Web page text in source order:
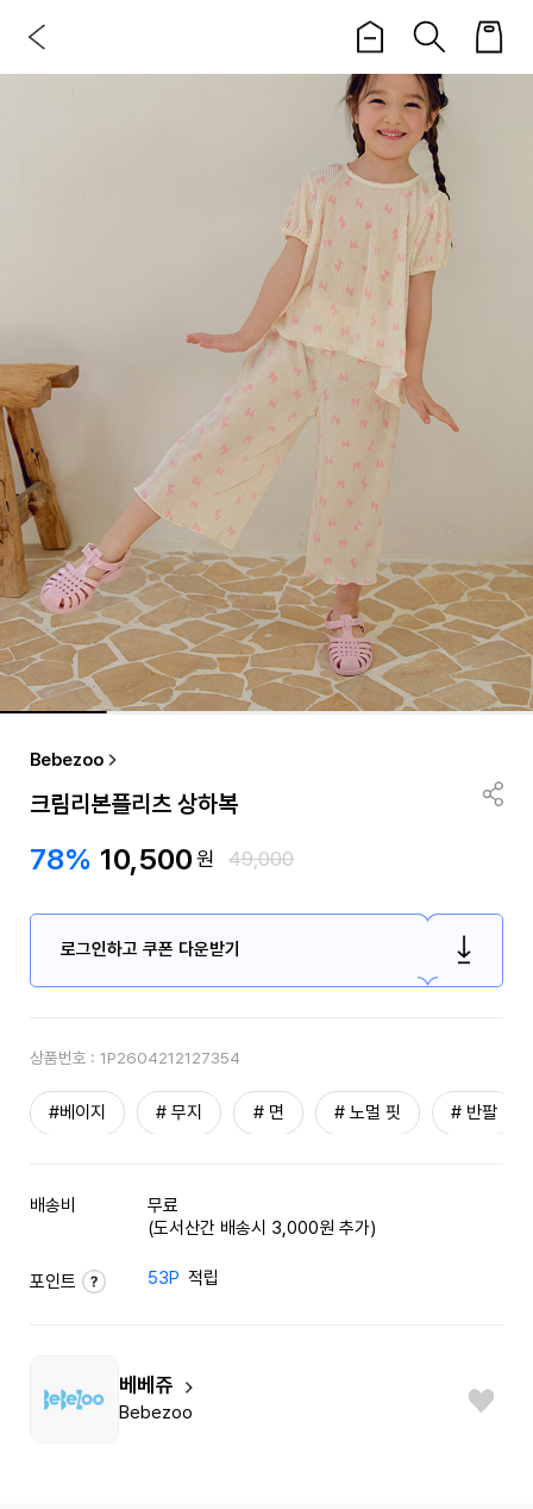
Bebezoo
크림리본플리츠 상하복
78% 10,500원 49,000
로그인하고 쿠폰 다운받기
상품번호 : 1P2604212127354
#베이지 # 무지 # 면 # 노멀 핏 # 반팔
배송비
무료
(도서산간 배송시 3,000원 추가)
포인트 53P 적립
베베쥬
Bebezoo